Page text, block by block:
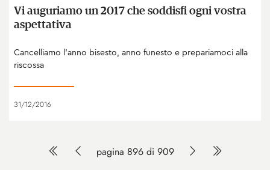
Vi auguriamo un 2017 che soddisfi ogni vostra
aspettativa
Cancelliamo l'anno bisesto, anno funesto e prepariamoci alla
riscossa
31/12/2016
pagina 896 di 909